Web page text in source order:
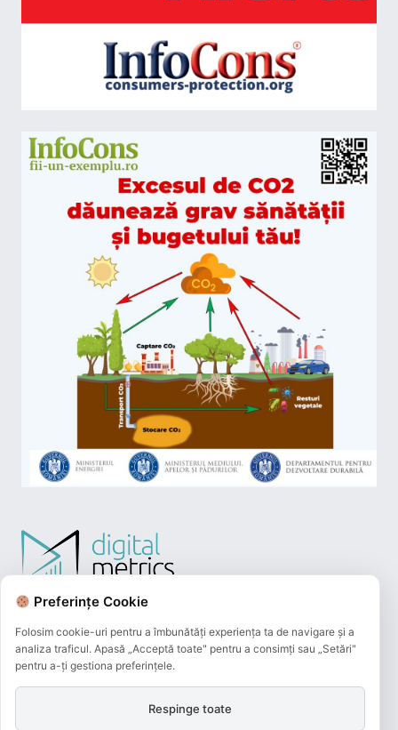
Preferințe Cookie
Folosim cookie-uri pentru a îmbunătăți experiența ta de navigare și a
analiza traficul. Apasă „Acceptă toate" pentru a consimți sau „Setări"
pentru a-ți gestiona preferințele.
Respinge toate